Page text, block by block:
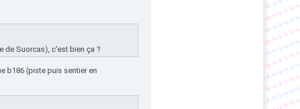
de Suorcas), c'est bien ça ?
b186 (piste puis sentier en